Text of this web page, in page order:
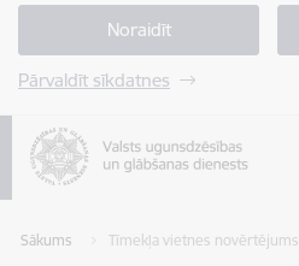
Noraidīt
Pārvaldīt sīkdatnes
Sākums Tīmekļa vietnes novērtējums